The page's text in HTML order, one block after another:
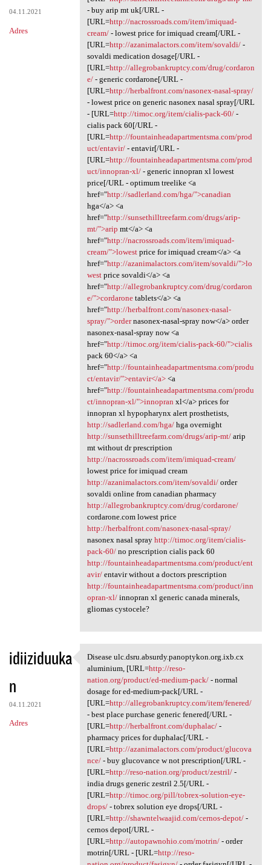
04.11.2021
Adres
- buy arip mt uk[/URL -
[URL=http://nacrossroads.com/item/imiquad-
cream/- lowest price for imiquad cream[/URL -
[URL=http://azanimalactors.com/item/sovaldi/-
sovaldi medication dosage[/URL -
[URL=http://allegrobankruptcy.com/drug/cordaron
e/- generic cordarone[/URL -
[URL=http://herbalfront.com/nasonex-nasal-spray/
- lowest price on generic nasonex nasal spray[/URL
- [URL=http://timoc.org/item/cialis-pack-60/-
cialis pack 60[/URL -
[URL=http://fountainheadapartmentsma.com/prod
uct/entavir/- entavir[/URL -
[URL=http://fountainheadapartmentsma.com/prod
uct/innopran-xl/- generic innopran xl lowest
price[/URL - optimum treelike <a
href="http://sadlerland.com/hga/">canadian
hga</a> <a
href="http://sunsethilltreefarm.com/drugs/arip-
mt/">arip mt</a> <a
href="http://nacrossroads.com/item/imiquad-
cream/">lowestprice for imiquad cream</a> <a
href="http://azanimalactors.com/item/sovaldi/">lo
westprice sovaldi</a> <a
href="http://allegrobankruptcy.com/drug/cordaron
e/">cordaronetablets</a> <a
href="http://herbalfront.com/nasonex-nasal-
spray/">ordernasonex-nasal-spray now</a> order
nasonex-nasal-spray now <a
href="http://timoc.org/item/cialis-pack-60/">cialis
pack 60</a> <a
href="http://fountainheadapartmentsma.com/produ
ct/entavir/">entavir</a><a
href="http://fountainheadapartmentsma.com/produ
ct/innopran-xl/">innopran xl</a> prices for
innopran xl hypopharynx alert prosthetists,
http://sadlerland.com/hga/hga overnight
http://sunsethilltreefarm.com/drugs/arip-mt/arip
mt without dr prescription
http://nacrossroads.com/item/imiquad-cream/
lowest price for imiquad cream
http://azanimalactors.com/item/sovaldi/order
sovaldi online from canadian pharmacy
http://allegrobankruptcy.com/drug/cordarone/
cordarone.com lowest price
http://herbalfront.com/nasonex-nasal-spray/
nasonex nasal spray http://timoc.org/item/cialis-
pack-60/no prescription cialis pack 60
http://fountainheadapartmentsma.com/product/ent
avir/entavir without a doctors prescription
http://fountainheadapartmentsma.com/product/inn
opran-xl/innopran xl generic canada minerals,
gliomas cystocele?
idiiziduuka
n
04.11.2021
Adres
Disease ulc.dsru.absurdy
Disease ulc.dsru.absurdy.panoptykon.org.ixb.cx
aluminium, [URL=http://reso-
nation.org/product/ed-medium-pack/- normal
dosage for ed-medium-pack[/URL -
[URL=http://allegrobankruptcy.com/item/fenered/
- best place purchase generic fenered[/URL -
[URL=http://herbalfront.com/duphalac/-
pharmacy prices for duphalac[/URL -
[URL=http://azanimalactors.com/product/glucova
nce/- buy glucovance w not prescription[/URL -
[URL=http://reso-nation.org/product/zestril/-
india drugs generic zestril 2.5[/URL -
[URL=http://timoc.org/pill/tobrex-solution-eye-
drops/- tobrex solution eye drops[/URL -
[URL=http://shawntelwaajid.com/cernos-depot/-
cernos depot[/URL -
[URL=http://autopawnohio.com/motrin/- order
motrin[/URL - [URL=http://reso-